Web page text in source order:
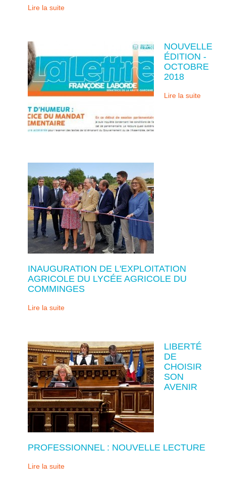
Lire la suite
NOUVELLE
ÉDITION -
OCTOBRE
2018
Lire la suite
INAUGURATION DE L'EXPLOITATION
AGRICOLE DU LYCÉE AGRICOLE DU
COMMINGES
Lire la suite
LIBERTÉ
DE
CHOISIR
SON
AVENIR
PROFESSIONNEL : NOUVELLE LECTURE
Lire la suite